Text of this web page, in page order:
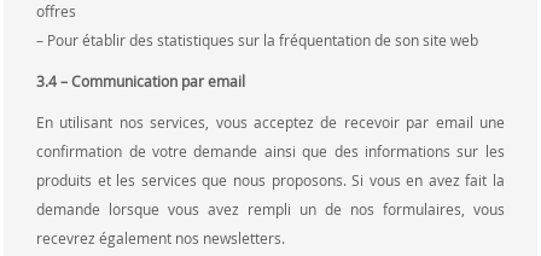
offres
– Pour établir des statistiques sur la fréquentation de son site web
3.4 – Communication par email
En utilisant nos services, vous acceptez de recevoir par email une
confirmation de votre demande ainsi que des informations sur les
produits et les services que nous proposons. Si vous en avez fait la
demande lorsque vous avez rempli un de nos formulaires, vous
recevrez également nos newsletters.